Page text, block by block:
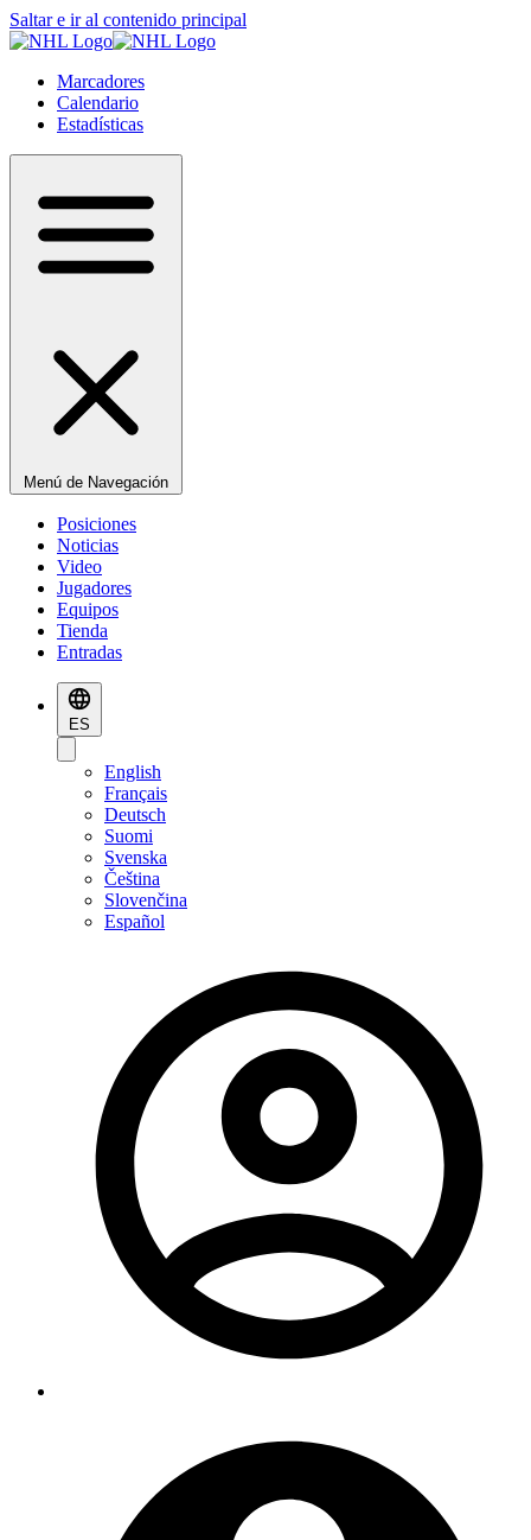
Saltar e ir al contenido principal
Marcadores
Calendario
Estadísticas
Menú de Navegación
Posiciones
Noticias
Video
Jugadores
Equipos
Tienda
Entradas
ES
English
Français
Deutsch
Suomi
Svenska
Čeština
Slovenčina
Español